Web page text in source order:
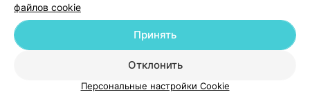
файлов cookie
Отклонить
Принять
Персональные настройки Cookie